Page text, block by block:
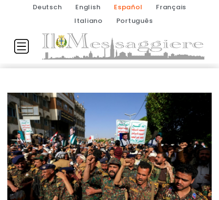
Deutsch English Español
Français
Italiano
Português